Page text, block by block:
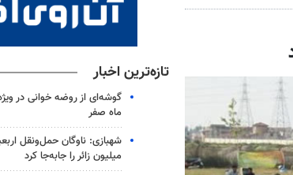
تازه‌ترین اخبار
گوشه‌ای از روضه خوانی در
ماه صفر
شهبازی: ناوگان حمل‌ونقل
میلیون زائر را جابه‌جا کرد